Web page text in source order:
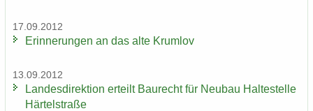
17.09.2012
Er­in­ne­run­gen an das alte Krum­lov
13.09.2012
Lan­des­di­rek­ti­on er­teilt Bau­recht für Neu­bau Hal­te­stel­le
Här­tel­stra­ße